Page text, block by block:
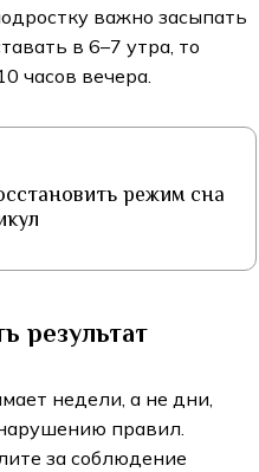
важно засыпать
в 6–7 утра, то
часов вечера.
режим сна
результат
недели, а не дни,
правил.
за соблюдение